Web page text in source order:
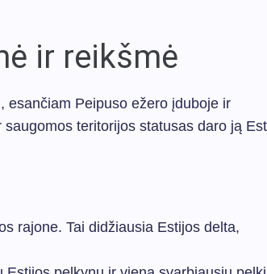
ir reikšmė
esančiam Peipuso ežero įduboje ir
teritorijos statusas daro ją
rajone. Tai didžiausia Estijos delta,